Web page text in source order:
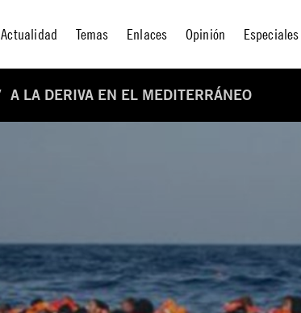
Actualidad Temas Enlaces Opinión Especiales
A LA DERIVA EN EL MEDITERRÁNEO